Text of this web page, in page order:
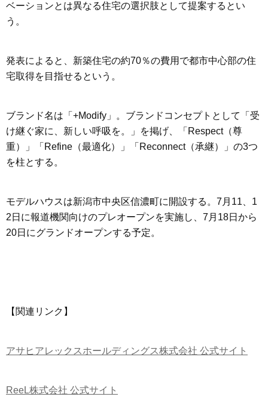
ベーションとは異なる住宅の選択肢として提案するとい
う。
発表によると、新築住宅の約70％の費用で都市中心部の住
宅取得を目指せるという。
ブランド名は「+Modify」。ブランドコンセプトとして「受
け継ぐ家に、新しい呼吸を。」を掲げ、「Respect（尊
重）」「Refine（最適化）」「Reconnect（承継）」の3つ
を柱とする。
モデルハウスは新潟市中央区信濃町に開設する。7月11、1
2日に報道機関向けのプレオープンを実施し、7月18日から
20日にグランドオープンする予定。
【関連リンク】
アサヒアレックスホールディングス株式会社 公式サイト
ReeL株式会社 公式サイト